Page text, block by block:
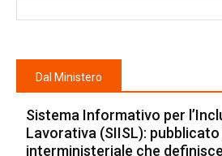
Dal Ministero
Sistema Informativo per
Lavorativa (SIISL):
interministeriale che